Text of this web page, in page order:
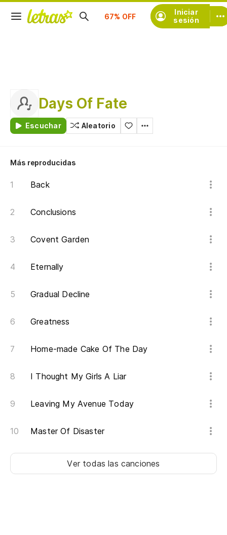
Iniciar
sesión
Suscríbete
Days Of Fate
Escuchar Aleatorio
Más reproducidas
Back
Conclusions
Covent Garden
Eternally
Gradual Decline
Greatness
Home-made Cake Of The Day
I Thought My Girls A Liar
Leaving My Avenue Today
Master Of Disaster
Ver todas las canciones